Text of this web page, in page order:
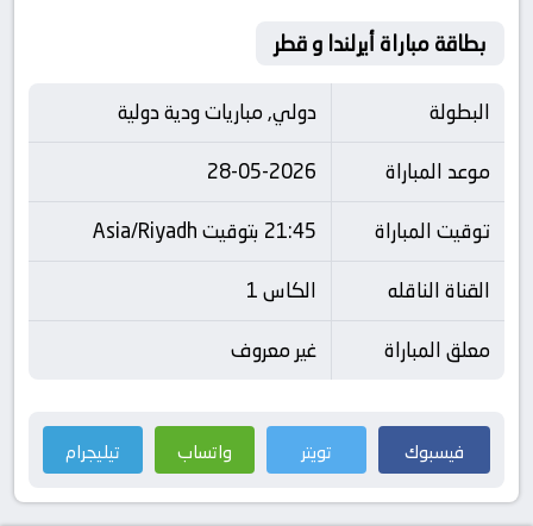
بطاقة مباراة أيرلندا و قطر
البطولة
دولي, مباريات ودية دولية
موعد المباراة
28-05-2026
توقيت المباراة
21:45 بتوقيت Asia/Riyadh
القناة الناقله
الكاس 1
معلق المباراة
غير معروف
فيسبوك تويتر واتساب تيليجرام